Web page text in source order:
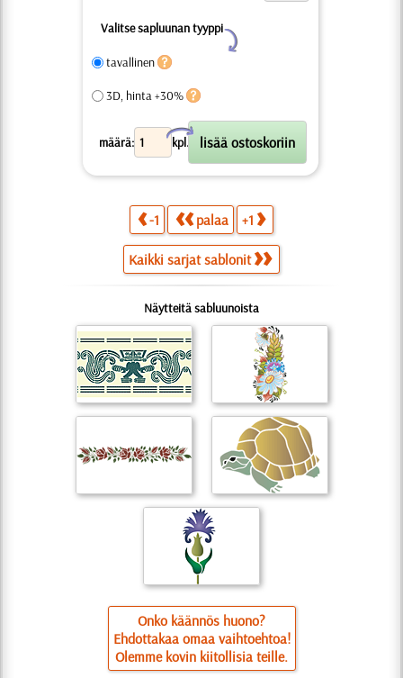
Valitse sapluunan tyyppi
Y
tavallinen
3D, hinta +30%
määrä: kpl.
X
-1 palaa +1
Kaikki sarjat sablonit
Näytteitä sabluunoista
Onko käännös huono?
Ehdottakaa omaa vaihtoehtoa!
Olemme kovin kiitollisia teille.